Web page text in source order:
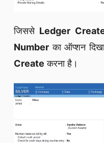
जिससे Ledger
Number का ऑप्शन
Create करना है।